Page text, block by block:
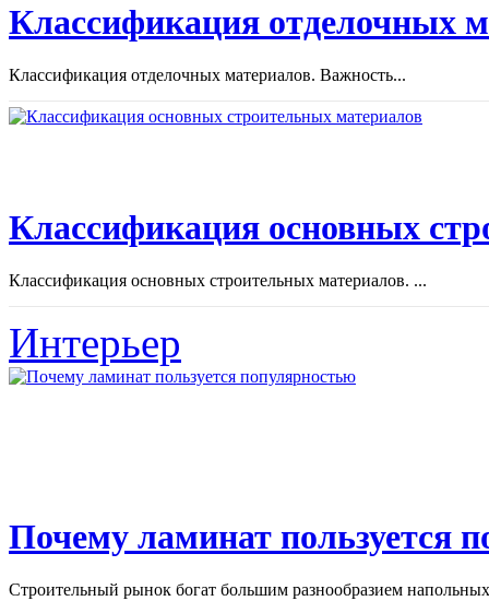
Классификация отделочных
Классификация отделочных материалов. Важность...
Классификация основных
Классификация основных строительных материалов. ...
Интерьер
Почему ламинат пользуется
Строительный рынок богат большим разнообразием